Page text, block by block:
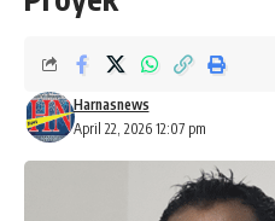
April 22, 2026 12:07 pm
Harnasnews